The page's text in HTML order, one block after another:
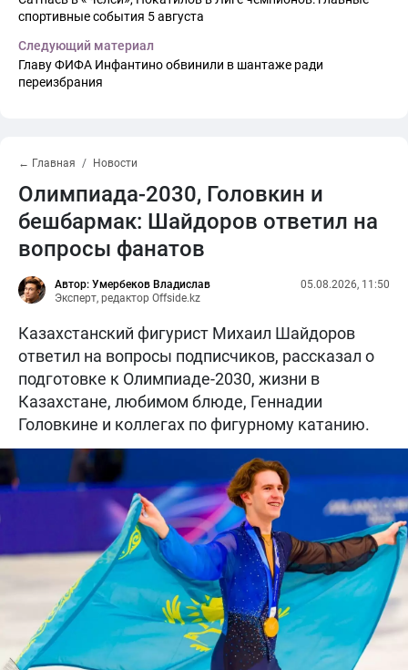
спортивные события 5 августа
Следующий материал
Главу ФИФА Инфантино обвинили в шантаже ради
переизбрания
← Главная Новости
Олимпиада-2030, Головкин и
бешбармак: Шайдоров ответил на
вопросы фанатов
Автор: Умербеков Владислав
Эксперт, редактор Offside.kz
05.08.2026, 11:50
Казахстанский фигурист Михаил Шайдоров
ответил на вопросы подписчиков, рассказал о
подготовке к Олимпиаде-2030, жизни в
Казахстане, любимом блюде, Геннадии
Головкине и коллегах по фигурному катанию.